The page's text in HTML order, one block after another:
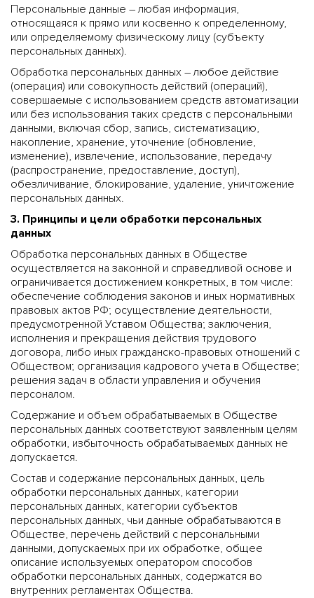
Персональные данные – любая информация,
относящаяся к прямо или косвенно к определенному,
или определяемому физическому лицу (субъекту
персональных данных).
Обработка персональных данных – любое действие
(операция) или совокупность действий (операций),
совершаемые с использованием средств автоматизации
или без использования таких средств с персональными
данными, включая сбор, запись, систематизацию,
накопление, хранение, уточнение (обновление,
изменение), извлечение, использование, передачу
(распространение, предоставление, доступ),
обезличивание, блокирование, удаление, уничтожение
персональных данных.
3. Принципы и цели обработки персональных
данных
Обработка персональных данных в Обществе
осуществляется на законной и справедливой основе и
ограничивается достижением конкретных, в том числе:
обеспечение соблюдения законов и иных нормативных
правовых актов РФ; осуществление деятельности,
предусмотренной Уставом Общества; заключения,
исполнения и прекращения действия трудового
договора, либо иных гражданско-правовых отношений с
Обществом; организация кадрового учета в Обществе;
решения задач в области управления и обучения
персоналом.
Содержание и объем обрабатываемых в Обществе
персональных данных соответствуют заявленным целям
обработки, избыточность обрабатываемых данных не
допускается.
Состав и содержание персональных данных, цель
обработки персональных данных, категории
персональных данных, категории субъектов
персональных данных, чьи данные обрабатываются в
Обществе, перечень действий с персональными
данными, допускаемых при их обработке, общее
описание используемых оператором способов
обработки персональных данных, содержатся во
внутренних регламентах Общества.